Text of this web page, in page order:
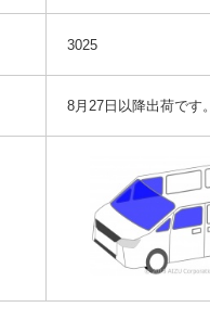
3025
8月27日以降出荷です。